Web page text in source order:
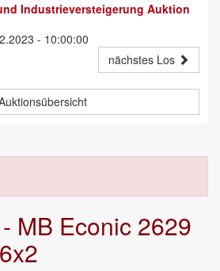
Industrieversteigerung Auktion
- 10:00:00
nächstes Los
MB Econic 2629